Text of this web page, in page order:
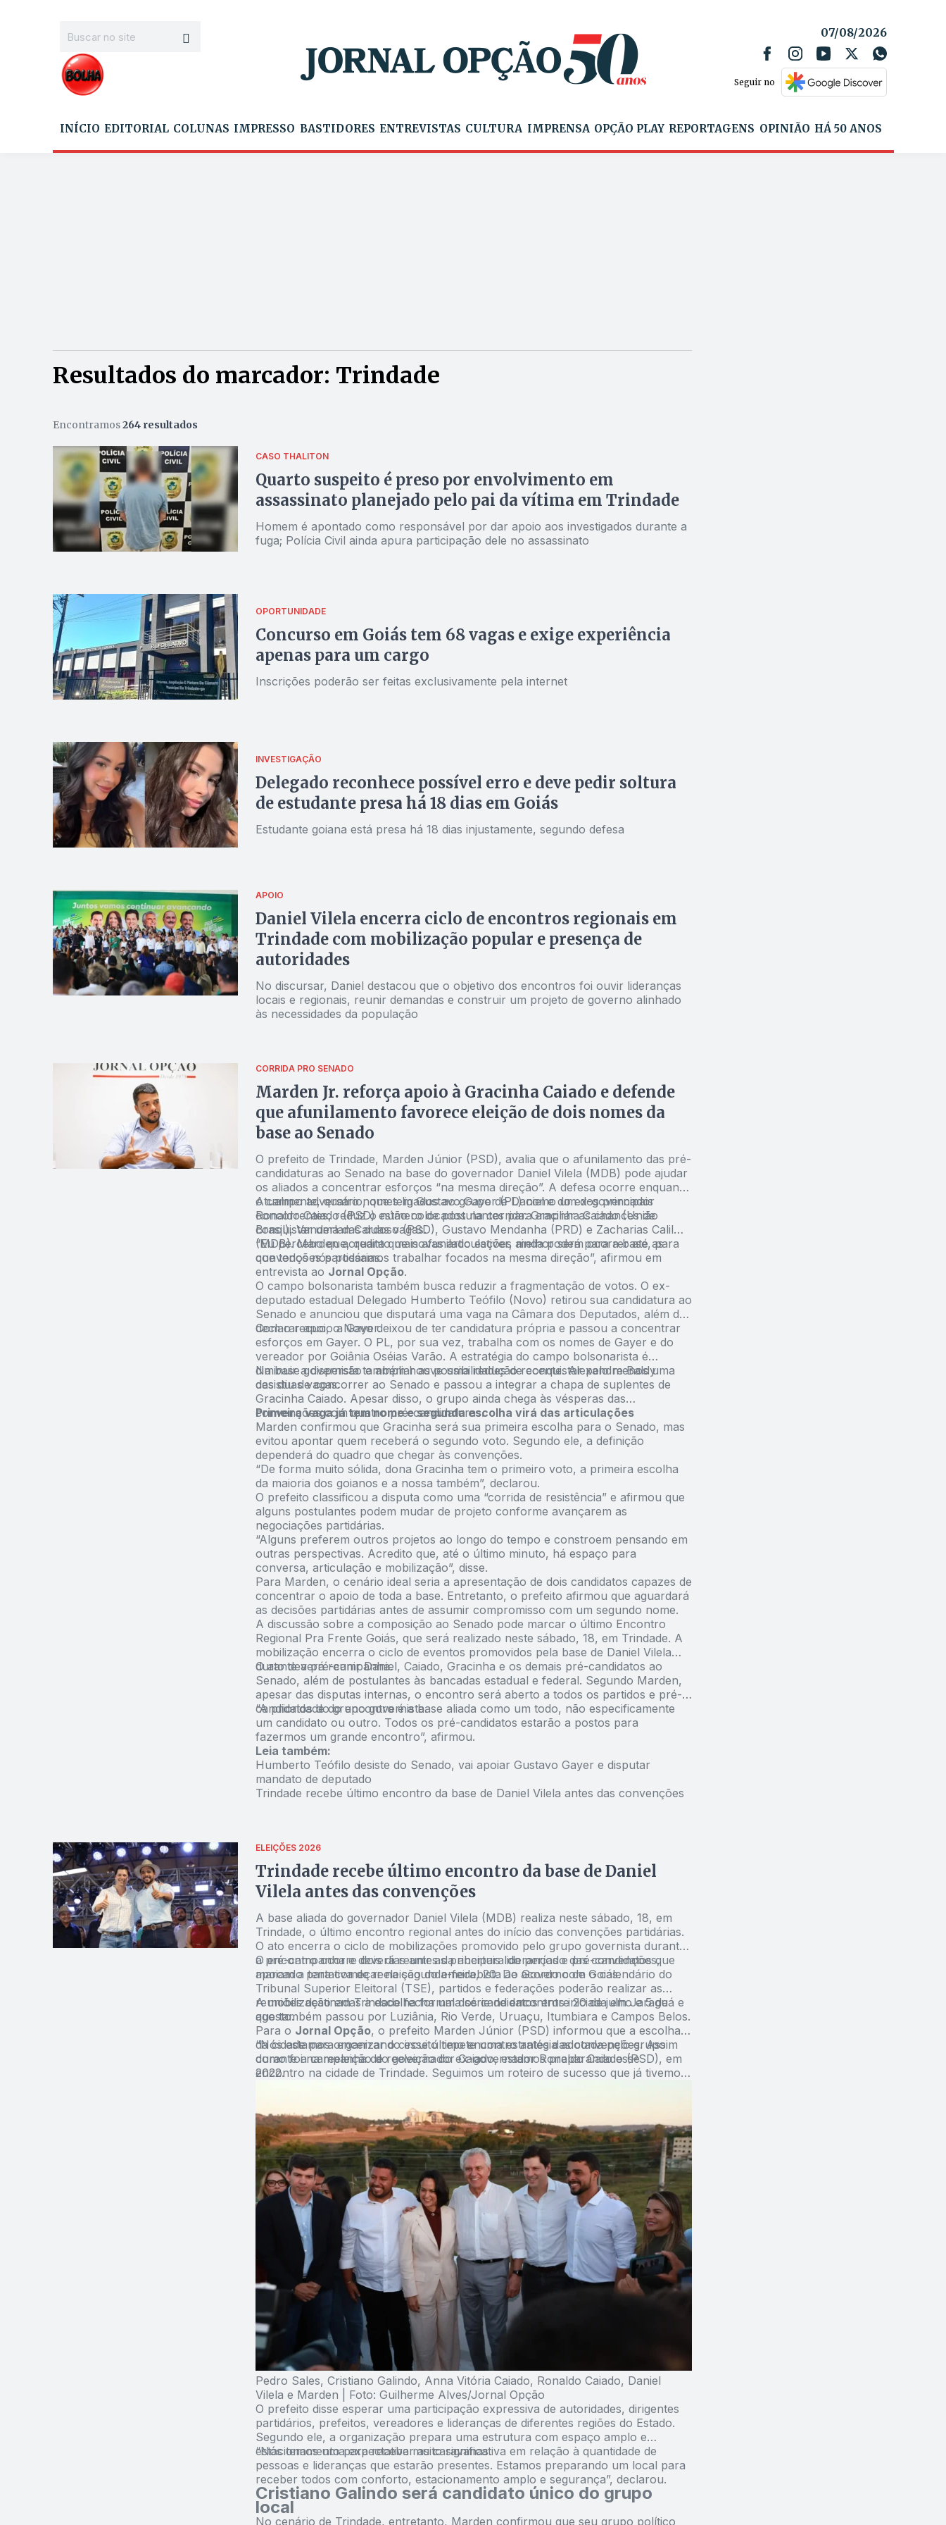
07/08/2026
Seguir no
INÍCIO EDITORIAL COLUNAS IMPRESSO BASTIDORES ENTREVISTAS CULTURA IMPRENSA OPÇÃO PLAY REPORTAGENS OPINIÃO HÁ 50 ANOS
Resultados do marcador: Trindade
Encontramos264 resultados
CASO THALITON
Quarto suspeito é preso por envolvimento em
assassinato planejado pelo pai da vítima em Trindade
Homem é apontado como responsável por dar apoio aos investigados durante a
fuga; Polícia Civil ainda apura participação dele no assassinato
OPORTUNIDADE
Concurso em Goiás tem 68 vagas e exige experiência
apenas para um cargo
Inscrições poderão ser feitas exclusivamente pela internet
INVESTIGAÇÃO
Delegado reconhece possível erro e deve pedir soltura
de estudante presa há 18 dias em Goiás
Estudante goiana está presa há 18 dias injustamente, segundo defesa
APOIO
Daniel Vilela encerra ciclo de encontros regionais em
Trindade com mobilização popular e presença de
autoridades
No discursar, Daniel destacou que o objetivo dos encontros foi ouvir lideranças
locais e regionais, reunir demandas e construir um projeto de governo alinhado
às necessidades da população
CORRIDA PRO SENADO
Marden Jr. reforça apoio à Gracinha Caiado e defende
que afunilamento favorece eleição de dois nomes da
base ao Senado
O prefeito de Trindade, Marden Júnior (PSD), avalia que o afunilamento das pré-
candidaturas ao Senado na base do governador Daniel Vilela (MDB) pode ajudar
os aliados a concentrar esforços “na mesma direção”. A defesa ocorre enquanto
o campo adversário, que tem Gustavo Gayer (PL) como um dos principais
concorrentes, reduz o número de postulantes para ampliar as chances de
conquistar uma das duas vagas.
Atualmente, quatro nomes ligados ao grupo de Daniel e do ex-governador
Ronaldo Caiado (PSD) estão colocados na corrida: Gracinha Caiado (União
Brasil), Vanderlan Cardoso (PSD), Gustavo Mendanha (PRD) e Zacharias Calil
(MDB). Marden acredita que novas articulações ainda podem ocorrer até as
convenções partidárias.
“Eu percebo que, quanto mais afunilado estiver, melhor será para a base, para
que todos nós possamos trabalhar focados na mesma direção”, afirmou em
entrevista ao Jornal Opção.
O campo bolsonarista também busca reduzir a fragmentação de votos. O ex-
deputado estadual Delegado Humberto Teófilo (Novo) retirou sua candidatura ao
Senado e anunciou que disputará uma vaga na Câmara dos Deputados, além de
declarar apoio a Gayer.
Com o recuo, o Novo deixou de ter candidatura própria e passou a concentrar
esforços em Gayer. O PL, por sua vez, trabalha com os nomes de Gayer e do
vereador por Goiânia Oséias Varão. A estratégia do campo bolsonarista é
diminuir a dispersão e ampliar as possibilidades de conquistar pelo menos uma
das duas vagas.
Na base governista também houve uma redução recente. Alexandre Baldy
desistiu de concorrer ao Senado e passou a integrar a chapa de suplentes de
Gracinha Caiado. Apesar disso, o grupo ainda chega às vésperas das
convenções com quatro pré-candidaturas.
Primeira vaga já tem nome e segunda escolha virá das articulações
Marden confirmou que Gracinha será sua primeira escolha para o Senado, mas
evitou apontar quem receberá o segundo voto. Segundo ele, a definição
dependerá do quadro que chegar às convenções.
“De forma muito sólida, dona Gracinha tem o primeiro voto, a primeira escolha
da maioria dos goianos e a nossa também”, declarou.
O prefeito classificou a disputa como uma “corrida de resistência” e afirmou que
alguns postulantes podem mudar de projeto conforme avançarem as
negociações partidárias.
“Alguns preferem outros projetos ao longo do tempo e constroem pensando em
outras perspectivas. Acredito que, até o último minuto, há espaço para
conversa, articulação e mobilização”, disse.
Para Marden, o cenário ideal seria a apresentação de dois candidatos capazes de
concentrar o apoio de toda a base. Entretanto, o prefeito afirmou que aguardará
as decisões partidárias antes de assumir compromisso com um segundo nome.
A discussão sobre a composição ao Senado pode marcar o último Encontro
Regional Pra Frente Goiás, que será realizado neste sábado, 18, em Trindade. A
mobilização encerra o ciclo de eventos promovidos pela base de Daniel Vilela
durante a pré-campanha.
O ato deverá reunir Daniel, Caiado, Gracinha e os demais pré-candidatos ao
Senado, além de postulantes às bancadas estadual e federal. Segundo Marden,
apesar das disputas internas, o encontro será aberto a todos os partidos e pré-
candidatos do grupo governista.
“A prioridade do encontro é a base aliada como um todo, não especificamente
um candidato ou outro. Todos os pré-candidatos estarão a postos para
fazermos um grande encontro”, afirmou.
Leia também:
Humberto Teófilo desiste do Senado, vai apoiar Gustavo Gayer e disputar
mandato de deputado
Trindade recebe último encontro da base de Daniel Vilela antes das convenções
ELEIÇÕES 2026
Trindade recebe último encontro da base de Daniel
Vilela antes das convenções
A base aliada do governador Daniel Vilela (MDB) realiza neste sábado, 18, em
Trindade, o último encontro regional antes do início das convenções partidárias.
O ato encerra o ciclo de mobilizações promovido pelo grupo governista durante
a pré-campanha e deverá reunir as principais lideranças e pré-candidatos que
apoiam a tentativa de reeleição do emedebista ao Governo de Goiás.
O encontro ocorre dois dias antes da abertura do período das convenções,
marcado para começar na segunda-feira, 20. De acordo com o calendário do
Tribunal Superior Eleitoral (TSE), partidos e federações poderão realizar as
reuniões destinadas à escolha formal dos candidatos entre 20 de julho e 5 de
agosto.
A mobilização em Trindade fecha uma série de encontros iniciada em Jaraguá e
que também passou por Luziânia, Rio Verde, Uruaçu, Itumbiara e Campos Belos.
Para o Jornal Opção, o prefeito Marden Júnior (PSD) informou que a escolha
da cidade para encerrar o circuito repete uma estratégia adotada pelo grupo
durante a campanha de reeleição do ex-governador Ronaldo Caiado (PSD), em
2022.
“Nós estamos organizando esse último encontro antes das convenções. Assim
como foi na reeleição do governador Caiado, estamos preparando esse
encontro na cidade de Trindade. Seguimos um roteiro de sucesso que já tivemos,
Pedro Sales, Cristiano Galindo, Anna Vitória Caiado, Ronaldo Caiado, Daniel
Vilela e Marden | Foto: Guilherme Alves/Jornal Opção
O prefeito disse esperar uma participação expressiva de autoridades, dirigentes
partidários, prefeitos, vereadores e lideranças de diferentes regiões do Estado.
Segundo ele, a organização prepara uma estrutura com espaço amplo e
estacionamento para receber as caravanas.
“Nós temos uma expectativa muito significativa em relação à quantidade de
pessoas e lideranças que estarão presentes. Estamos preparando um local para
receber todos com conforto, estacionamento amplo e segurança”, declarou.
Cristiano Galindo será candidato único do grupo
local
No cenário de Trindade, entretanto, Marden confirmou que seu grupo político